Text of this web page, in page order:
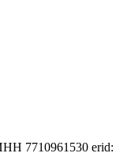
7710961530 erid: